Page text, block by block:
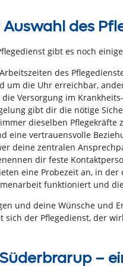
des
gibt es noch
des
um die Uhr erreichbar,
Versorgung im
gibt dir die nötige
dieselben
eine vertrauensvolle
deine zentralen
dir feste
eine Probezeit an, in
funktioniert und
und deine Wünsche und
der Pflegedienst, der
–